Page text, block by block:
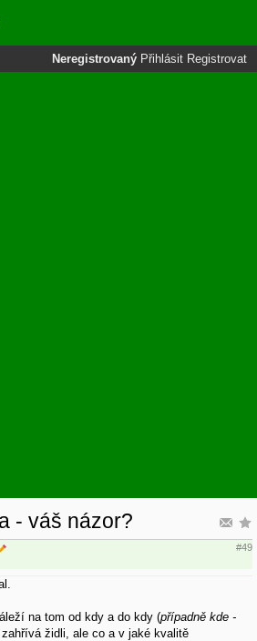
Neregistrovaný Přihlásit Registrovat
- váš názor?
#49
na tom od kdy a do kdy (případně kde -
židli, ale co a v jaké kvalitě